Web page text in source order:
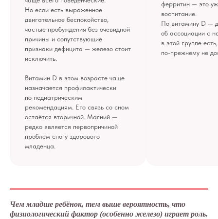
Но если есть выраженное
двигательное беспокойство,
частые пробуждения без очевидной
причины и сопутствующие
признаки дефицита — железо стоит
исключить.
Витамин D в этом возрасте чаще
назначается профилактически
по педиатрическим
рекомендациям. Его связь со сном
остаётся вторичной. Магний —
редко является первопричиной
проблем сна у здорового
младенца.
ферритин — это
воспитание.
По витамину D —
об ассоциации с
в этой группе
по-прежнему не
Чем младше ребёнок, тем выше вероятность, что
физиологический фактор (особенно железо) играет роль.